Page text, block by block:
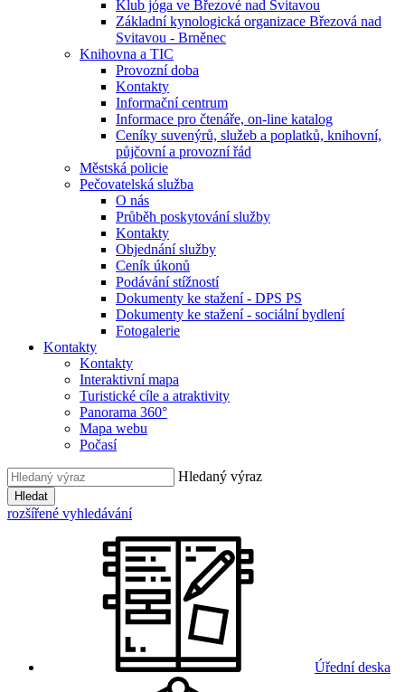
Klub jóga ve Březové nad Svitavou
Základní kynologická organizace Březová nad
Svitavou - Brněnec
Knihovna a TIC
Provozní doba
Kontakty
Informační centrum
Informace pro čtenáře, on-line katalog
Ceníky suvenýrů, služeb a poplatků, knihovní,
půjčovní a provozní řád
Městská policie
Pečovatelská služba
O nás
Průběh poskytování služby
Kontakty
Objednání služby
Ceník úkonů
Podávání stížností
Dokumenty ke stažení - DPS PS
Dokumenty ke stažení - sociální bydlení
Fotogalerie
Kontakty
Kontakty
Interaktivní mapa
Turistické cíle a atraktivity
Panorama 360°
Mapa webu
Počasí
Hledaný výraz
Hledat
rozšířené vyhledávání
Úřední deska